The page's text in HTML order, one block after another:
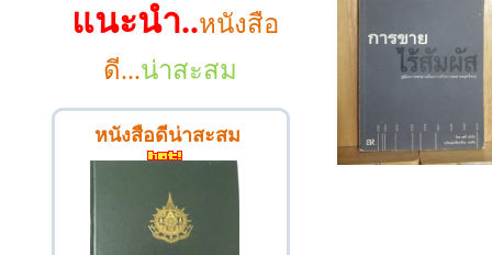
แนะนำ..หนังสือ
ดี...น่าสะสม
หนังสือดีน่าสะสม